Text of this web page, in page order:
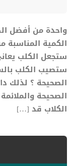
واحدة من أفضل
الكمية المناسبة
ستجعل الكلب
ستصيب الكلب
الصحيحة ؟ لذلك
الصحيحة
الكلاب قد […]